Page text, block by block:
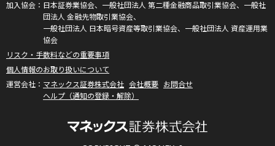
日本証券業協会、一般社団法人 第二種金融商品取引業協会、一般社
団法人 金融先物取引業協会、
一般社団法人 日本暗号資産等取引業協会、一般社団法人 資産運用業
協会
リスク・手数料などの重要事項
個人情報のお取り扱いについて
マネックス証券株式会社 会社概要 お問合せ
ヘルプ（通知の登録・解除）